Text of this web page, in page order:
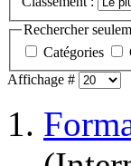
Rechercher
Catégories
Affichage #
1.